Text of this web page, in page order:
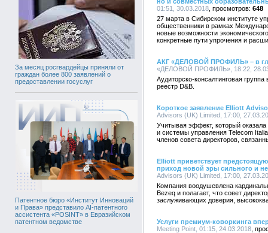
За месяц росгвардейцы приняли от
граждан более 800 заявлений о
предоставлении госуслуг
Патентное бюро «Институт Инноваций
и Права» представило AI-патентного
ассистента «POSINT» в Евразийском
патентном ведомстве
01:51, 30.03.2018
648
27 марта в Сибирском институте
общественники в рамках
новые возможности
конкретные пути упрочения и
АКГ «ДЕЛОВОЙ ПРОФИЛЬ» – в
«ДЕЛОВОЙ ПРОФИЛЬ», 18:22,
Аудиторско-консалтинговая
реестр D&B.
Короткое заявление Elliott
Advisors (UK) Limited, 17:00,
Учитывая эффект, который
и системы управления Telecom
членов совета директоров,
Elliott приветствует
приход новой эры сильного и
Advisors (UK) Limited, 17:00,
Компания воодушевлена
Bezeq и полагает, что совет
заслуживающих доверия,
Услуги премиум-коворкинга
Meeting Point, 01:15, 24.03.2018